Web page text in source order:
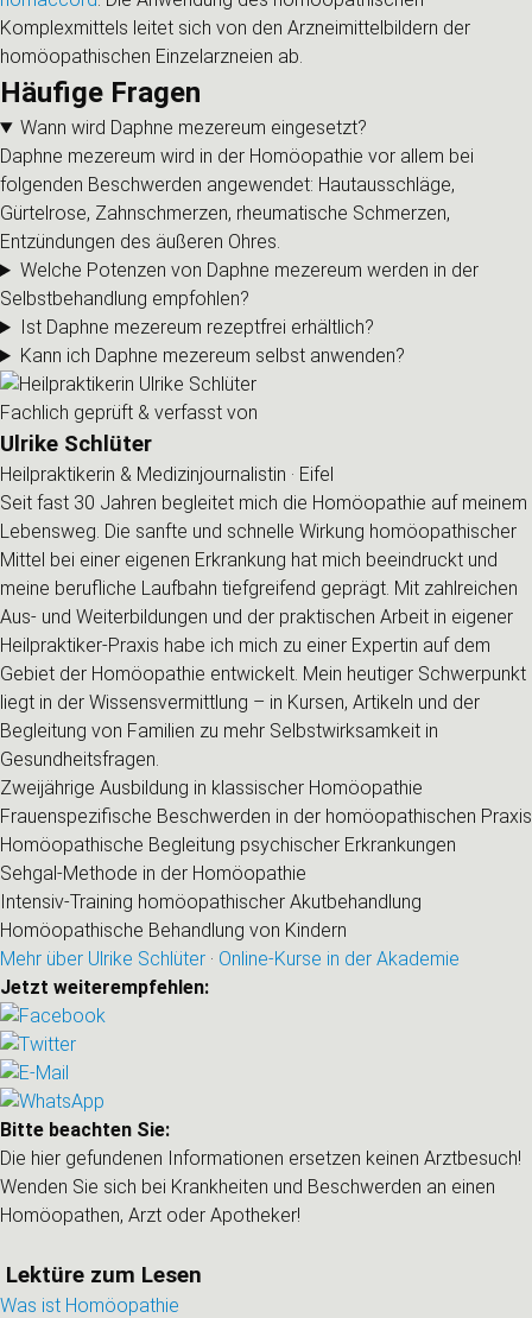
Komplexmittels leitet sich von den Arzneimittelbildern der
homöopathischen Einzelarzneien ab.
Häufige Fragen
Wann wird Daphne mezereum eingesetzt?
Daphne mezereum wird in der Homöopathie vor allem bei
folgenden Beschwerden angewendet: Hautausschläge,
Gürtelrose, Zahnschmerzen, rheumatische Schmerzen,
Entzündungen des äußeren Ohres.
Welche Potenzen von Daphne mezereum werden in der
Selbstbehandlung empfohlen?
Ist Daphne mezereum rezeptfrei erhältlich?
Kann ich Daphne mezereum selbst anwenden?
Fachlich geprüft & verfasst von
Ulrike Schlüter
Heilpraktikerin & Medizinjournalistin · Eifel
Seit fast 30 Jahren begleitet mich die Homöopathie auf meinem
Lebensweg. Die sanfte und schnelle Wirkung homöopathischer
Mittel bei einer eigenen Erkrankung hat mich beeindruckt und
meine berufliche Laufbahn tiefgreifend geprägt. Mit zahlreichen
Aus- und Weiterbildungen und der praktischen Arbeit in eigener
Heilpraktiker-Praxis habe ich mich zu einer Expertin auf dem
Gebiet der Homöopathie entwickelt. Mein heutiger Schwerpunkt
liegt in der Wissensvermittlung – in Kursen, Artikeln und der
Begleitung von Familien zu mehr Selbstwirksamkeit in
Gesundheitsfragen.
Zweijährige Ausbildung in klassischer Homöopathie
Frauenspezifische Beschwerden in der homöopathischen Praxis
Homöopathische Begleitung psychischer Erkrankungen
Sehgal-Methode in der Homöopathie
Intensiv-Training homöopathischer Akutbehandlung
Homöopathische Behandlung von Kindern
Mehr über Ulrike Schlüter · Online-Kurse in der Akademie
Jetzt weiterempfehlen:
Bitte beachten Sie:
Die hier gefundenen Informationen ersetzen keinen Arztbesuch!
Wenden Sie sich bei Krankheiten und Beschwerden an einen
Homöopathen, Arzt oder Apotheker!
Lektüre zum Lesen
Was ist Homöopathie